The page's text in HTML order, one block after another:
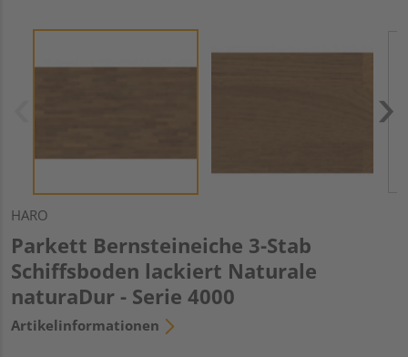
HARO
Parkett Bernsteineiche 3-Stab
Schiffsboden lackiert Naturale
naturaDur - Serie 4000
Artikelinformationen